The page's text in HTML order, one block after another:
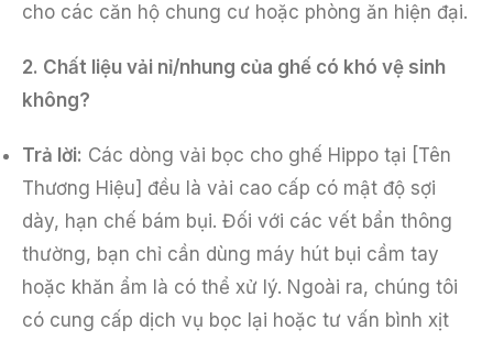
cho các căn hộ chung cư hoặc phòng ăn hiện đại.
2. Chất liệu vải nỉ/nhung của ghế có khó vệ sinh
không?
Trả lời: Các dòng vải bọc cho ghế Hippo tại [Tên
Thương Hiệu] đều là vải cao cấp có mật độ sợi
dày, hạn chế bám bụi. Đối với các vết bẩn thông
thường, bạn chỉ cần dùng máy hút bụi cầm tay
hoặc khăn ẩm là có thể xử lý. Ngoài ra, chúng tôi
có cung cấp dịch vụ bọc lại hoặc tư vấn bình xịt